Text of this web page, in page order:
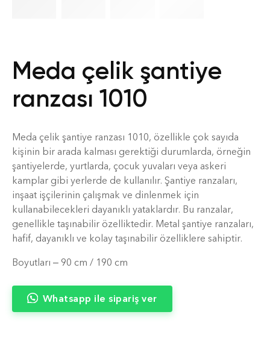
Meda çelik şantiye
ranzası 1010
Meda çelik şantiye ranzası 1010, özellikle çok sayıda
kişinin bir arada kalması gerektiği durumlarda, örneğin
şantiyelerde, yurtlarda, çocuk yuvaları veya askeri
kamplar gibi yerlerde de kullanılır. Şantiye ranzaları,
inşaat işçilerinin çalışmak ve dinlenmek için
kullanabilecekleri dayanıklı yataklardır. Bu ranzalar,
genellikle taşınabilir özelliktedir. Metal şantiye ranzaları,
hafif, dayanıklı ve kolay taşınabilir özelliklere sahiptir.
Boyutları – 90 cm / 190 cm
Whatsapp ile sipariş ver